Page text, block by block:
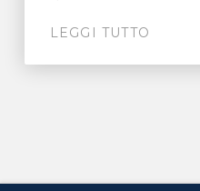
LEGGI TUTTO